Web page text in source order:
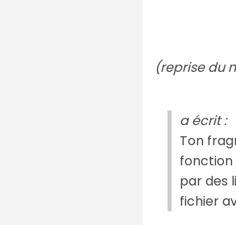
(reprise du
a écrit :
Ton
fonction
par des
fichier